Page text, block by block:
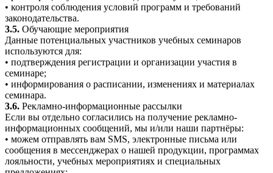
• контроля соблюдения условий программ и требований
законодательства.
3.5. Обучающие мероприятия
Данные потенциальных участников учебных семинаров
используются для:
• подтверждения регистрации и организации участия в
семинаре;
• информирования о расписании, изменениях и материалах
семинара.
3.6. Рекламно-информационные рассылки
Если вы отдельно согласились на получение рекламно-
информационных сообщений, мы и/или наши партнёры:
• можем отправлять вам SMS, электронные письма или
сообщения в мессенджерах о нашей продукции, программах
лояльности, учебных мероприятиях и специальных